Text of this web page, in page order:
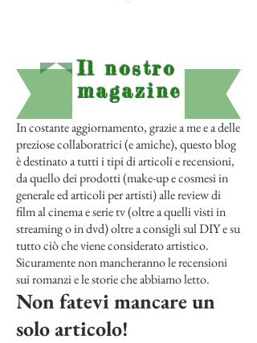
Il nostro
magazine
In costante aggiornamento, grazie a me e a delle
preziose collaboratrici (e amiche), questo blog
è destinato a tutti i tipi di articoli e recensioni,
da quello dei prodotti (make-up e cosmesi in
generale ed articoli per artisti) alle review di
film al cinema e serie tv (oltre a quelli visti in
streaming o in dvd) oltre a consigli sul DIY e su
tutto ciò che viene considerato artistico.
Sicuramente non mancheranno le recensioni
sui romanzi e le storie che abbiamo letto.
Non fatevi mancare un
solo articolo!